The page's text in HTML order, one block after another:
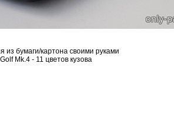
бумаги/картона своими руками
Mk.4 - 11 цветов кузова